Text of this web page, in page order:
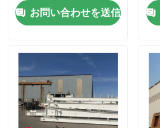
家へ
わたしたち に つい て
工場 ツアー
お問い合わせを送信